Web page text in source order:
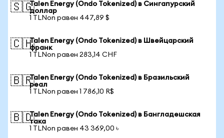
🇸🇬Talen Energy (Ondo Tokenized) в Сингапурский
доллар
1 TLNon равен 447,89 $
🇨🇭Talen Energy (Ondo Tokenized) в Швейцарский
франк
1 TLNon равен 283,14 CHF
🇧🇷Talen Energy (Ondo Tokenized) в Бразильский
реал
1 TLNon равен 1 786,10 R$
🇧🇩Talen Energy (Ondo Tokenized) в Бангладешская
така
1 TLNon равен 43 369,00 ৳